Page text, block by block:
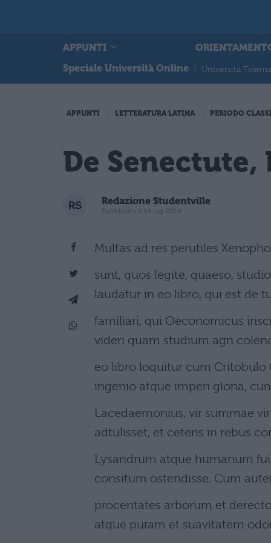
APPUNTI
Speciale Università Online
Università
APPUNTI LETTERATURA LATINA PERIODO
De Senectute,
Redazione Studentville
Pubblicato il 14 lug 2014
Multas ad res perutiles
sunt, quos legite, quaeso,
laudatur in eo libro, qui est de
familiari, qui Oeconomicus
videri quam studium agri
eo libro loquitur cum Critobulo
ingenio atque imperi gloria,
Lacedaemonius, vir summae
adtulisset, et ceteris in rebus
Lysandrum atque humanum
consitum ostendisse. Cum
proceritates arborum et
atque puram et suavitatem